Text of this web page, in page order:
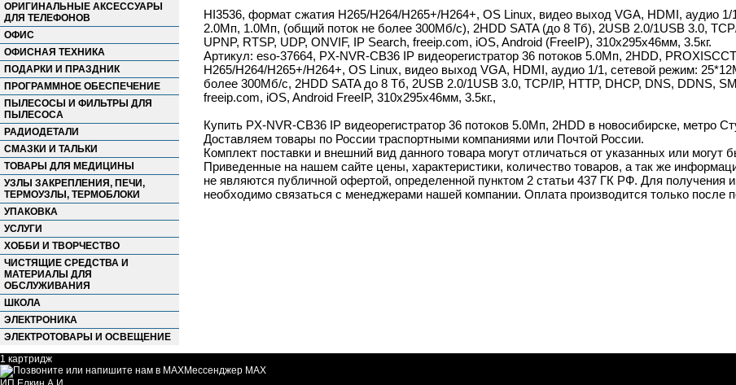
ОРИГИНАЛЬНЫЕ АКСЕССУАРЫ
ДЛЯ ТЕЛЕФОНОВ
ОФИС
ОФИСНАЯ ТЕХНИКА
ПОДАРКИ И ПРАЗДНИК
ПРОГРАММНОЕ ОБЕСПЕЧЕНИЕ
ПЫЛЕСОСЫ И ФИЛЬТРЫ ДЛЯ
ПЫЛЕСОСА
РАДИОДЕТАЛИ
СМАЗКИ И ТАЛЬКИ
ТОВАРЫ ДЛЯ МЕДИЦИНЫ
УЗЛЫ ЗАКРЕПЛЕНИЯ, ПЕЧИ,
ТЕРМОУЗЛЫ, ТЕРМОБЛОКИ
УПАКОВКА
УСЛУГИ
ХОББИ И ТВОРЧЕСТВО
ЧИСТЯЩИЕ СРЕДСТВА И
МАТЕРИАЛЫ ДЛЯ
ОБСЛУЖИВАНИЯ
ШКОЛА
ЭЛЕКТРОНИКА
ЭЛЕКТРОТОВАРЫ И ОСВЕЩЕНИЕ
HI3536, формат сжатия H265/H264/H265+/H264+, OS Linux, видео выход VGA, HDMI, аудио
2.0Мп, 1.0Мп, (общий поток не более 300Mб/с), 2HDD SATA (до 8 Тб), 2USB 2.0/1USB 3.0,
UPNP, RTSP, UDP, ONVIF, IP Search, freeip.com, iOS, Android (FreeIP), 310х295х46мм, 3.5кг.
Артикул: eso-37664, PX-NVR-CB36 IP видеорегистратор 36 потоков 5.0Мп, 2HDD,
H265/H264/H265+/H264+, OS Linux, видео выход VGA, HDMI, аудио 1/1, сетевой режим:
более 300Mб/с, 2HDD SATA до 8 Тб, 2USB 2.0/1USB 3.0, TCP/IP, HTTP, DHCP, DNS, DDNS,
freeip.com, iOS, Android FreeIP, 310х295х46мм, 3.5кг.,
Купить PX-NVR-CB36 IP видеорегистратор 36 потоков 5.0Мп, 2HDD в новосибирске, метро
Доставляем товары по России траспортными компаниями или Почтой России.
Комплект поставки и внешний вид данного товара могут отличаться от указанных или
Приведенные на нашем сайте цены, характеристики, количество товаров, а так же
не являются публичной офертой, определенной пунктом 2 статьи 437 ГК РФ. Для получения
необходимо связаться с менеджерами нашей компании. Оплата производится только после
1 картридж
Мессенджер MAX